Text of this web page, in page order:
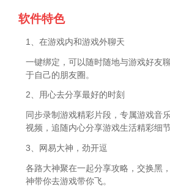
软件特色
1、在游戏内和游戏外聊天
一键绑定，可以随时随地与游戏好友
于自己的朋友圈。
2、用心去分享最好的时刻
同步录制游戏精彩片段，专属游戏音
视频，追随内心分享游戏生活精彩细节
3、网易大神，劲开逗
各路大神聚在一起分享攻略，交换黑
神带你去游戏带你飞。